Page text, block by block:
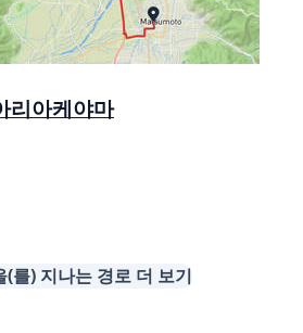
리아케야마
를) 지나는 경로 더 보기